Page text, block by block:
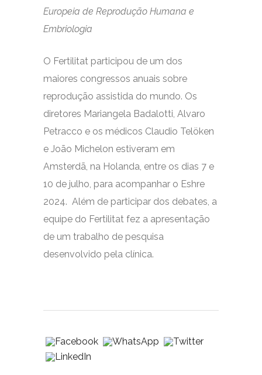
Europeia de Reprodução Humana e
Embriologia
O Fertilitat participou de um dos
maiores congressos anuais sobre
reprodução assistida do mundo. Os
diretores Mariangela Badalotti, Alvaro
Petracco e os médicos Claudio Telöken
e João Michelon estiveram em
Amsterdã, na Holanda, entre os dias 7 e
10 de julho, para acompanhar o Eshre
2024. Além de participar dos debates, a
equipe do Fertilitat fez a apresentação
de um trabalho de pesquisa
desenvolvido pela clínica.